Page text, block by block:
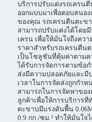
บริการปรับแต่งรถเครนตี
ออกแบบมาเพื่อตอบสนอ
ของคุณ รถเครนตีนตะข
สามารถปรับแต่งได้โดย
เครน เพื่อให้มั่นใจถึงคว
ราคาสำหรับรถเครนตีน
เป็นโซลูชันที่คุ้มค่าตาม
ได้รับการจัดการตามข้อ
ส่งมีความปลอดภัยและมี
เวลาในการจัดส่งถูกกำ
สามารถในการจัดหาขอ
ลูกค้าเพื่อให้การบริการ
ตะขาบมีแรงดันพื้น
0.9 กก./ซม.² ทำให้มั่นใ